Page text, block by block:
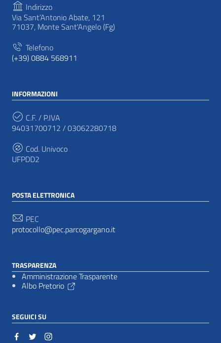
Indirizzo
Via Sant’Antonio Abate, 121
71037, Monte Sant'Angelo (Fg)
Telefono
(+39) 0884 568911
INFORMAZIONI
C.F. / P.IVA
94031700712 / 03062280718
Cod. Univoco
UFPDD2
POSTA ELETTRONICA
PEC
protocollo@pec.parcogargano.it
TRASPARENZA
Amministrazione Trasparente
Albo Pretorio
SEGUICI SU